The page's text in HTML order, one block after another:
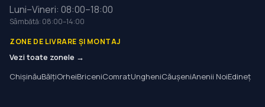
Luni–Vineri: 08:00–18:00
Sâmbătă: 08:00–14:00
ZONE DE LIVRARE ȘI MONTAJ
Vezi toate zonele →
ChișinăuBălțiOrheiBriceniComratUngheniCăușeniAnenii NoiEdineț